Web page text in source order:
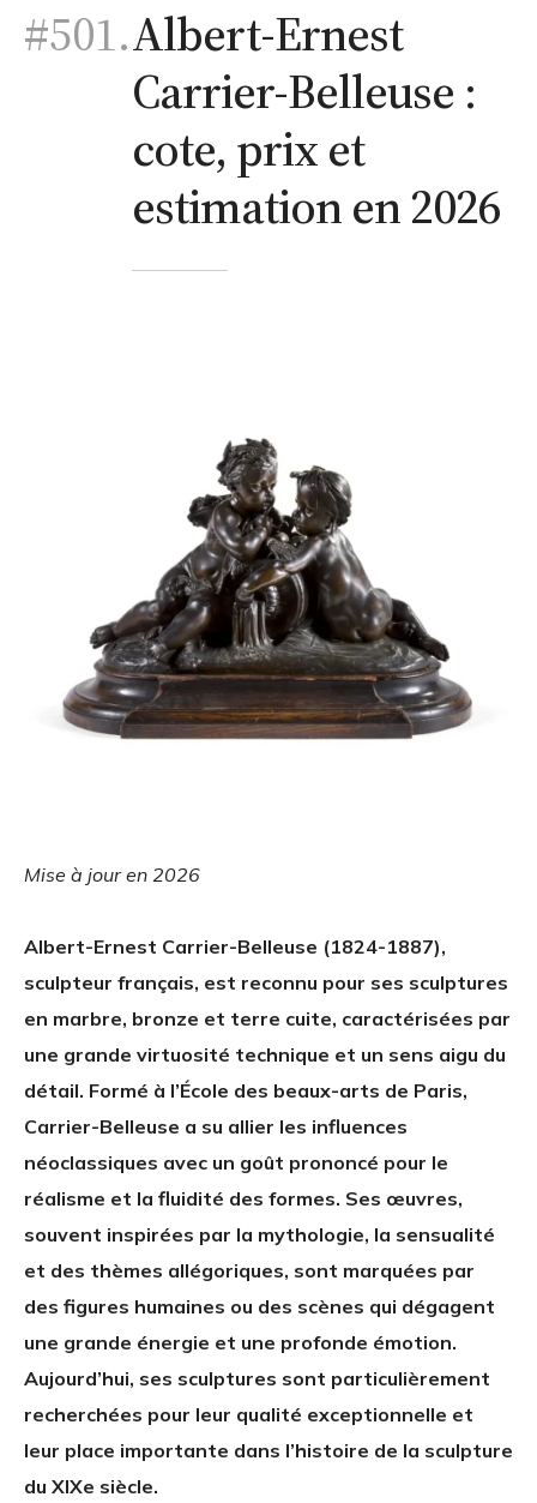
#501.Albert-Ernest
Carrier-Belleuse :
cote, prix et
estimation en 2026
Mise à jour en 2026
Albert-Ernest Carrier-Belleuse (1824-1887),
sculpteur français, est reconnu pour ses sculptures
en marbre, bronze et terre cuite, caractérisées par
une grande virtuosité technique et un sens aigu du
détail. Formé à l’École des beaux-arts de Paris,
Carrier-Belleuse a su allier les influences
néoclassiques avec un goût prononcé pour le
réalisme et la fluidité des formes. Ses œuvres,
souvent inspirées par la mythologie, la sensualité
et des thèmes allégoriques, sont marquées par
des figures humaines ou des scènes qui dégagent
une grande énergie et une profonde émotion.
Aujourd’hui, ses sculptures sont particulièrement
recherchées pour leur qualité exceptionnelle et
leur place importante dans l’histoire de la sculpture
du XIXe siècle.